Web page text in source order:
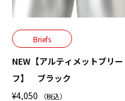
Briefs
NEW【アルティメットブリー
フ】 ブラック
¥4,050 （税込）